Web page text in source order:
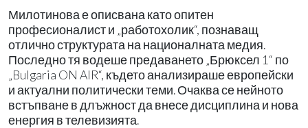
Милотинова е описвана като опитен
професионалист и „работохолик“, познаващ
отлично структурата на националната медия.
Последно тя водеше предаването „Брюксел 1“ по
„Bulgaria ON AIR“, където анализираше европейски
и актуални политически теми. Очаква се нейното
встъпване в длъжност да внесе дисциплина и нова
енергия в телевизията.